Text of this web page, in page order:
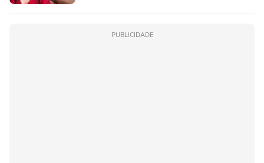
PUBLICIDADE